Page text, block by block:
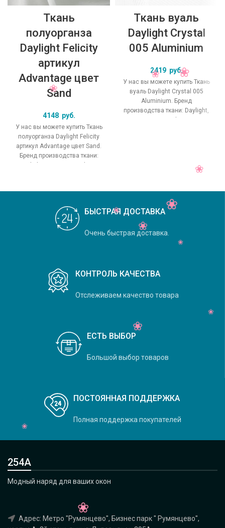
Ткань
полуорганза
Daylight Felicity
артикул
Advantage цвет
Sand
4148 руб.
У нас вы можете купить Ткань
полуорганза Daylight Felicity
артикул Advantage цвет Sand.
Бренд производства ткани:
Daylight, коллекция Felicity,
Ткань вуаль
Daylight Crystal
005 Aluminium
2419 руб.
У нас вы можете купить Ткань
вуаль Daylight Crystal 005
Aluminium. Бренд
производства ткани: Daylight,
коллекция Crystal, основной
БЫСТРАЯ ДОСТАВКА
Очень быстрая доставка.
КОНТРОЛЬ КАЧЕСТВА
Отслеживаем качество товара
ЕСТЬ ВЫБОР
Большой выбор товаров
ПОСТОЯННАЯ ПОДДЕРЖКА
Полная поддержка покупателей
254А
Модный наряд для ваших окон
Адрес: Метро "Румянцево", Бизнес парк " Румянцево",